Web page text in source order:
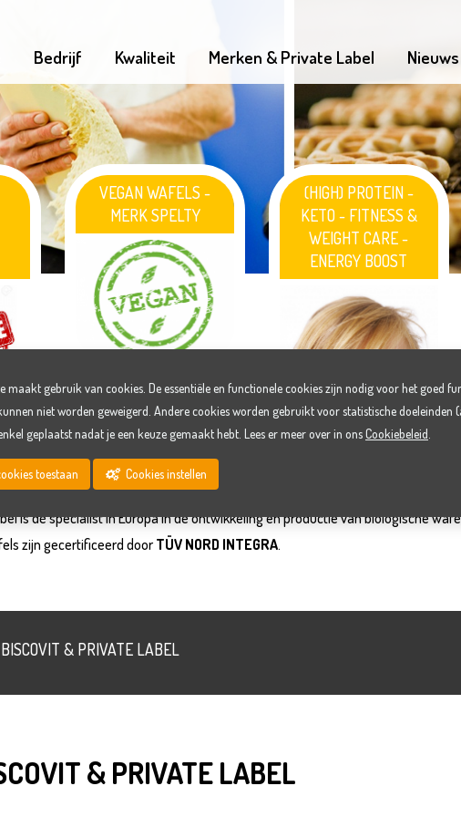
Bedrijf Kwaliteit Merken & Private Label Nieuws
VEGAN WAFELS -
MERK SPELTY
(HIGH) PROTEIN -
KETO - FITNESS &
WEIGHT CARE -
ENERGY BOOST
BIO WAFELS
is dé specialist in Europa in de ontwikkeling en productie van biologische
zijn gecertificeerd door TÜV NORD INTEGRA.
BISCOVIT & PRIVATE LABEL
& PRIVATE LABEL
maakt gebruik van cookies. De essentiële en functionele cookies zijn nodig voor het goed
niet worden geweigerd. Andere cookies worden gebruikt voor statistische doeleinden
geplaatst nadat je een keuze gemaakt hebt. Lees er meer over in onsCookiebeleid
cookies toestaan Cookies instellen